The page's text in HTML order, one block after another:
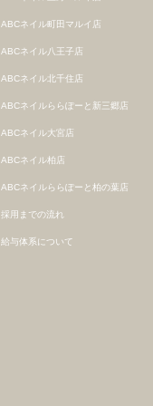
ABCネイル町田マルイ店
ABCネイル八王子店
ABCネイル北千住店
ABCネイルららぽーと新三郷店
ABCネイル大宮店
ABCネイル柏店
ABCネイルららぽーと柏の葉店
採用までの流れ
給与体系について